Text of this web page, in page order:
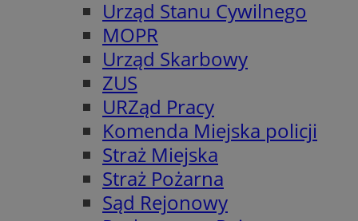
Urząd Stanu Cywilnego
MOPR
Urząd Skarbowy
ZUS
URZąd Pracy
Komenda Miejska policji
Straż Miejska
Straż Pożarna
Sąd Rejonowy